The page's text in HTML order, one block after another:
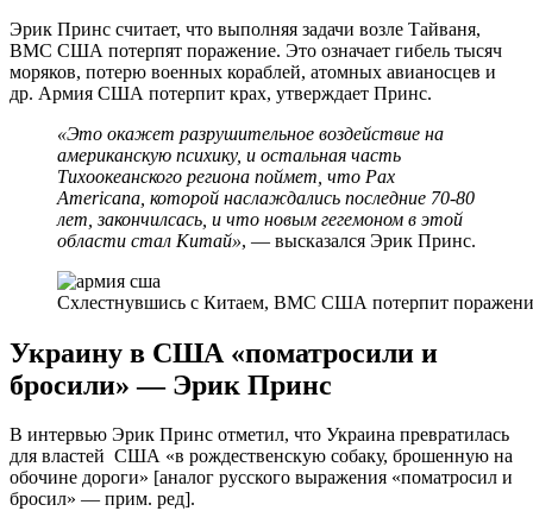
Эрик Принс считает, что выполняя задачи возле Тайваня,
ВМС США потерпят поражение. Это означает гибель тысяч
моряков, потерю военных кораблей, атомных авианосцев и
др. Армия США потерпит крах, утверждает Принс.
«Это окажет разрушительное воздействие на
американскую психику, и остальная часть
Тихоокеанского региона поймет, что Pax
Americana, которой наслаждались последние 70-80
лет, закончилсась, и что новым гегемоном в этой
области стал Китай», — высказался Эрик Принс.
Схлестнувшись с Китаем, ВМС США потерпит
Украину в США «поматросили и
бросили» — Эрик Принс
В интервью Эрик Принс отметил, что Украина превратилась
для властей США «в рождественскую собаку, брошенную на
обочине дороги» [аналог русского выражения «поматросил и
бросил» — прим. ред].